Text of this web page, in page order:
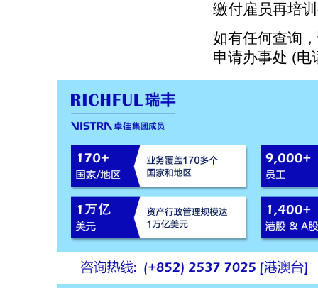
缴付雇员再培
如有任何查询
申请办事处 (电